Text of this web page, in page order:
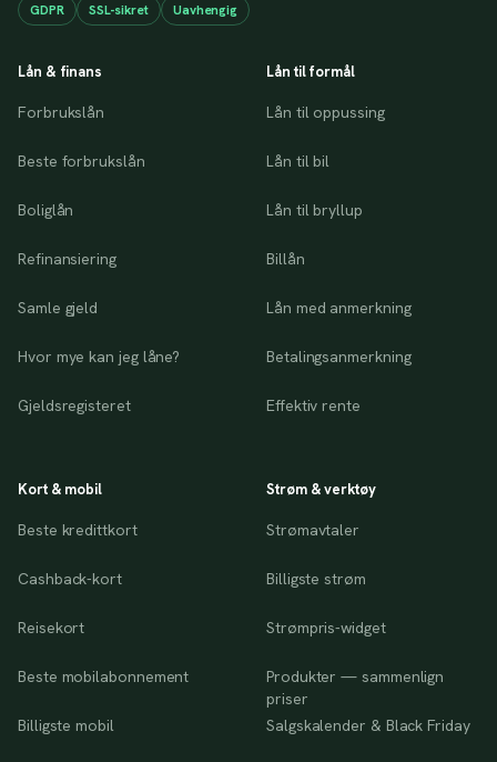
GDPR SSL-sikret Uavhengig
Lån & finans
Forbrukslån
Beste forbrukslån
Boliglån
Refinansiering
Samle gjeld
Hvor mye kan jeg låne?
Gjeldsregisteret
Lån til formål
Lån til oppussing
Lån til bil
Lån til bryllup
Billån
Lån med anmerkning
Betalingsanmerkning
Effektiv rente
Kort & mobil
Beste kredittkort
Cashback-kort
Reisekort
Beste mobilabonnement
Billigste mobil
Strøm & verktøy
Strømavtaler
Billigste strøm
Strømpris-widget
Produkter — sammenlign
priser
Salgskalender & Black Friday